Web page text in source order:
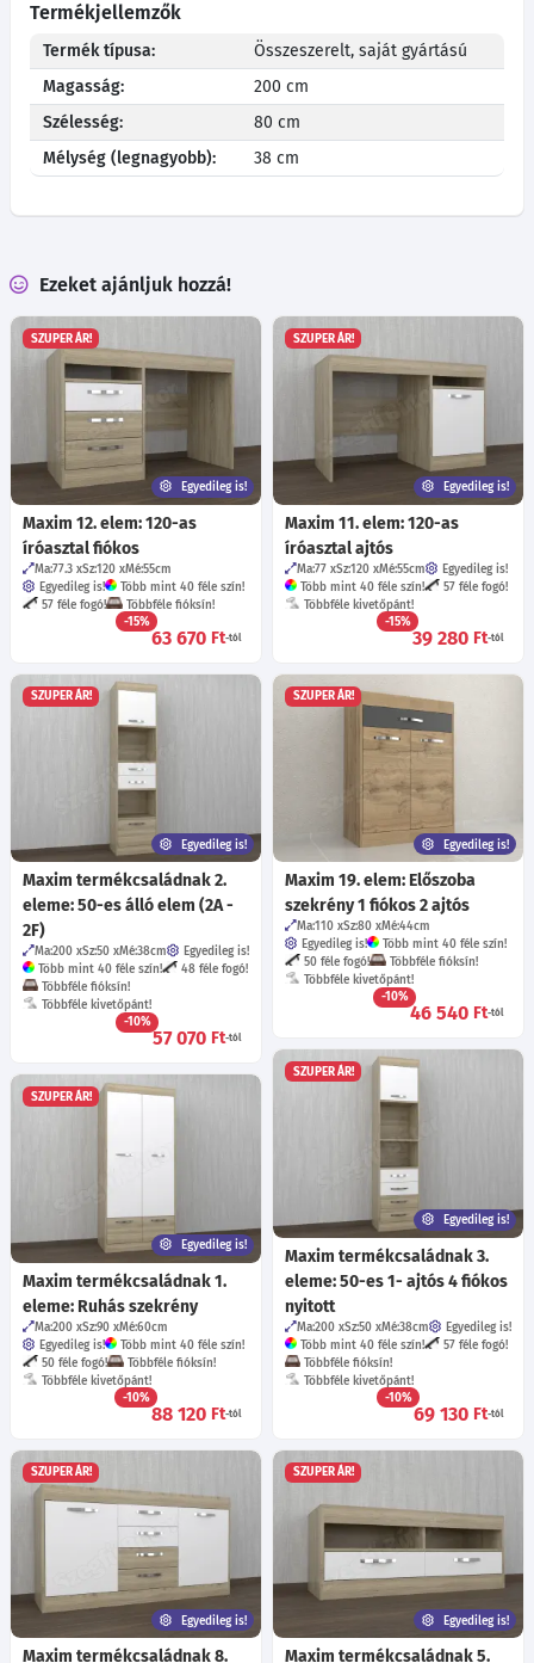
Termékjellemzők
Termék típusa:
Összeszerelt, saját gyártású
Magasság:
200 cm
Szélesség:
80 cm
Mélység (legnagyobb):
38 cm
Ezeket ajánljuk hozzá!
SZUPER ÁR!
Egyedileg is!
Maxim 12. elem: 120-as
íróasztal fiókos
Ma:77.3 Sz:120 Mé:55cm
Egyedileg is!
Több mint 40 féle szín!
57 féle fogó!
Többféle fióksín!
-15%
63 670 Ft-tól
SZUPER ÁR!
Egyedileg is!
Maxim 11. elem: 120-as
íróasztal ajtós
Ma:77 Sz:120 Mé:55cm
Egyedileg is!
Több mint 40 féle szín!
57 féle fogó!
Többféle kivetőpánt!
-15%
39 280 Ft-tól
SZUPER ÁR!
Egyedileg is!
Maxim termékcsaládnak 2.
eleme: 50-es álló elem (2A -
2F)
Ma:200 Sz:50 Mé:38cm
Egyedileg is!
Több mint 40 féle szín!
48 féle fogó!
Többféle fióksín!
Többféle kivetőpánt!
-10%
57 070 Ft-tól
SZUPER ÁR!
Egyedileg is!
Maxim 19. elem: Előszoba
szekrény 1 fiókos 2 ajtós
Ma:110 Sz:80 Mé:44cm
Egyedileg is!
Több mint 40 féle szín!
50 féle fogó!
Többféle fióksín!
Többféle kivetőpánt!
-10%
46 540 Ft-tól
SZUPER ÁR!
Egyedileg is!
Maxim termékcsaládnak 3.
eleme: 50-es 1- ajtós 4 fiókos
nyitott
Ma:200 Sz:50 Mé:38cm
Egyedileg is!
Több mint 40 féle szín!
57 féle fogó!
Többféle fióksín!
Többféle kivetőpánt!
-10%
69 130 Ft-tól
SZUPER ÁR!
Egyedileg is!
Maxim termékcsaládnak 1.
eleme: Ruhás szekrény
Ma:200 Sz:90 Mé:60cm
Egyedileg is!
Több mint 40 féle szín!
50 féle fogó!
Többféle fióksín!
Többféle kivetőpánt!
-10%
88 120 Ft-tól
SZUPER ÁR!
Egyedileg is!
Maxim termékcsaládnak 8.
SZUPER ÁR!
Egyedileg is!
Maxim termékcsaládnak 5.